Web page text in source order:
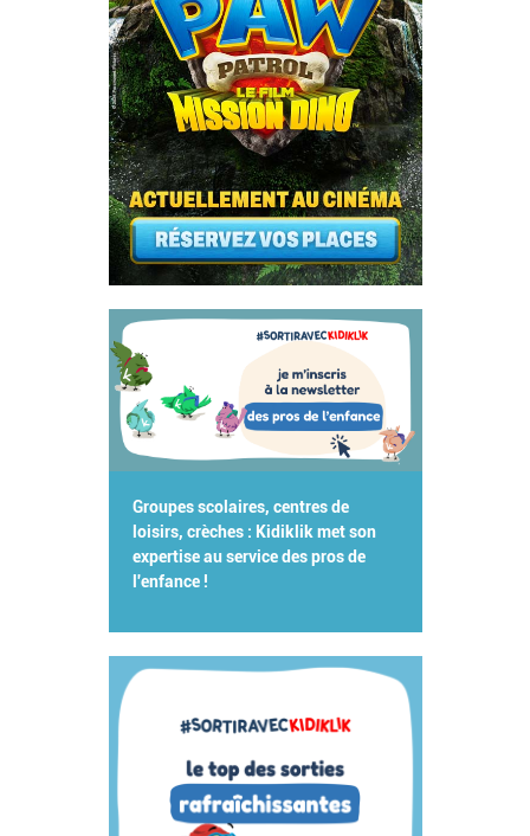
Groupes scolaires, centres de
loisirs, crèches : Kidiklik met son
expertise au service des pros de
l'enfance !